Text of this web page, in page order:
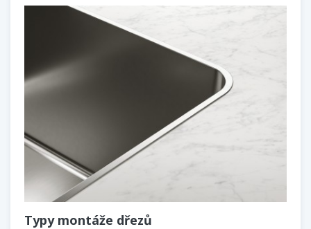
Typy montáže dřezů